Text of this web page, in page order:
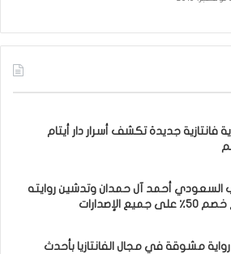
فانتازية جديدة تكشف أسرار دار أيتام
السعودي أحمد آل حمدان وتدشين روايته
مشوقة في مجال الفانتازيا بأحدث